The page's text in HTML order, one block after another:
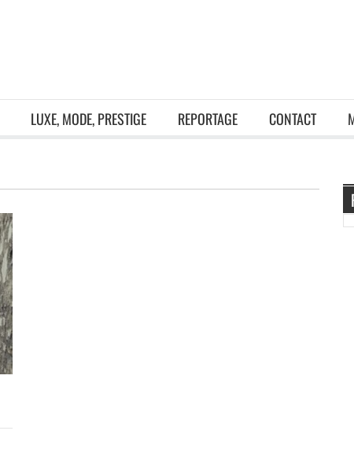
LUXE, MODE, PRESTIGE REPORTAGE CONTACT